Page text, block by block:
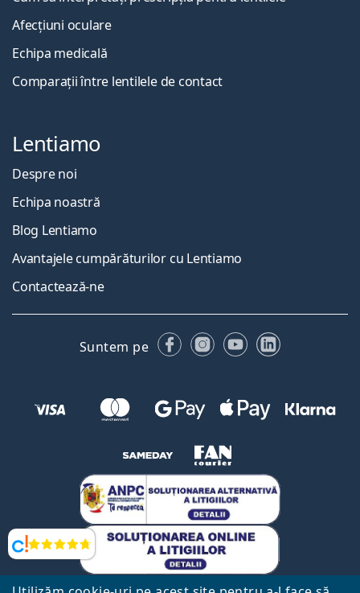
Opinii
Afecțiuni oculare
Echipa medicală
Comparații între lentilele de contact
Lentiamo
Despre noi
Echipa noastră
Blog Lentiamo
Avantajele cumpărăturilor cu Lentiamo
Contactează-ne
Suntem pe FacebookInstagram
YouTubeLinkedIn